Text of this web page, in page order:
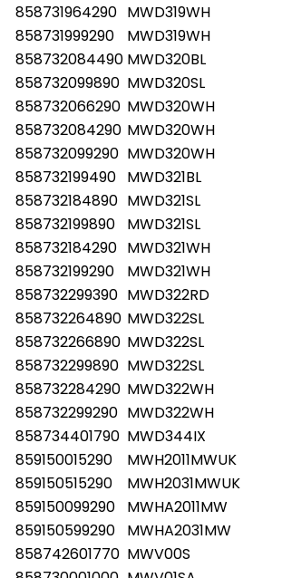
858731964290 MWD319WH
858731999290
MWD319WH
858732084490 MWD320BL
858732099890 MWD320SL
858732066290 MWD320WH
858732084290 MWD320WH
858732099290 MWD320WH
858732199490 MWD321BL
858732184890 MWD321SL
858732199890
MWD321SL
858732184290 MWD321WH
858732199290
MWD321WH
858732299390 MWD322RD
858732264890 MWD322SL
858732266890 MWD322SL
858732299890 MWD322SL
858732284290 MWD322WH
858732299290 MWD322WH
858734401790 MWD344IX
859150015290
MWH2011MWUK
859150515290
MWH2031MWUK
859150099290
MWHA2011MW
859150599290
MWHA2031MW
858742601770 MWV00S